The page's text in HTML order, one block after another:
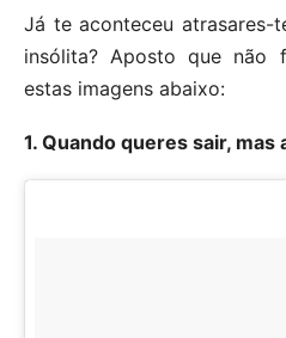
Já te aconteceu atrasares-
insólita? Aposto que não
estas imagens abaixo:
1. Quando queres sair, mas